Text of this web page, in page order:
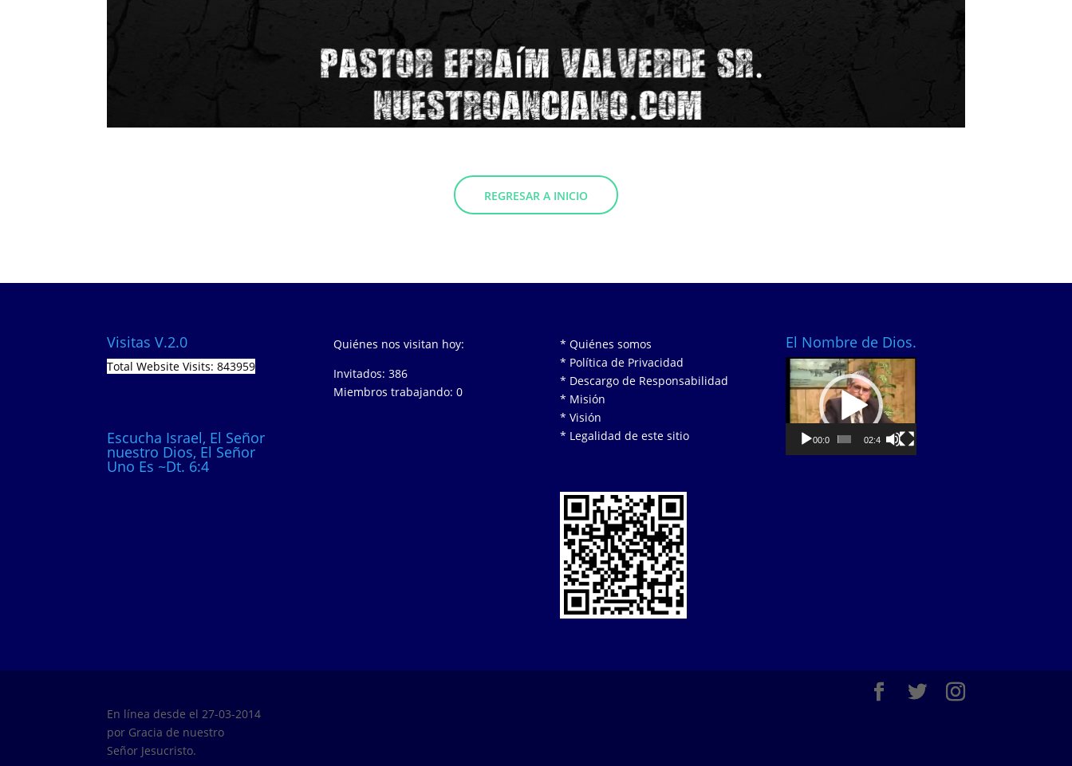
REGRESAR A INICIO
Visitas V.2.0
Total Website Visits: 843959
Escucha Israel, El Señor
nuestro Dios, El Señor
Uno Es ~Dt. 6:4
Quiénes nos visitan hoy:
Invitados: 386
Miembros trabajando: 0
* Quiénes somos
* Política de Privacidad
* Descargo de Responsabilidad
* Misión
* Visión
* Legalidad de este sitio
El Nombre de Dios.
Video
Player
00:00 02:40
En línea desde el 27-03-2014
por Gracia de nuestro
Señor Jesucristo.